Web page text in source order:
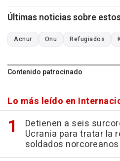
Últimas noticias sobre
Acnur Onu Refugiados
Contenido patrocinado
Lo más leído en
Detienen a seis
Ucrania para tratar la
soldados norcoreanos